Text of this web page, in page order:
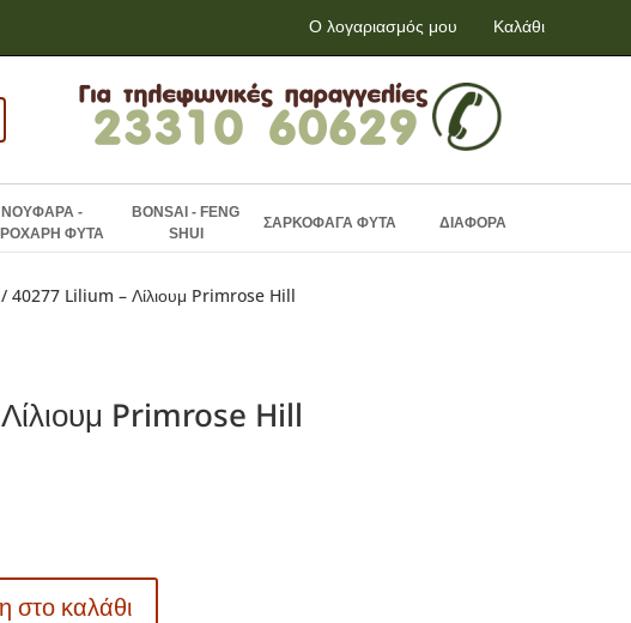
Ο λογαριασμός μου Καλάθι
ΝΟΥΦΑΡΑ -
ΦΥΤΑ
BONSAI - FENG
SHUI
ΣΑΡΚΟΦΑΓΑ ΦΥΤΑ ΔΙΑΦΟΡΑ
/ 40277 Lilium – Λίλιουμ Primrose Hill
Primrose Hill
στο καλάθι